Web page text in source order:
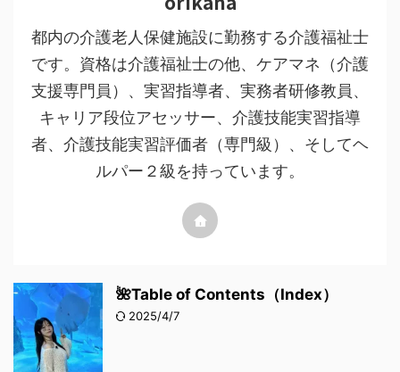
都内の介護老人保健施設に勤務する介護福祉士
です。資格は介護福祉士の他、ケアマネ（介護
支援専門員）、実習指導者、実務者研修教員、
キャリア段位アセッサー、介護技能実習指導
者、介護技能実習評価者（専門級）、そしてヘ
ルパー２級を持っています。
🌺Table of Contents（Index）
2025/4/7